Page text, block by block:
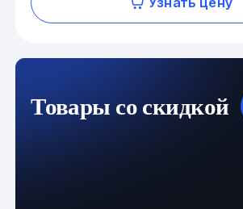
Товары со скидкой